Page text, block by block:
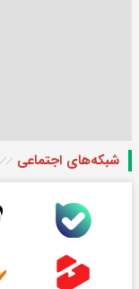
شبکه‌های اجتماعی